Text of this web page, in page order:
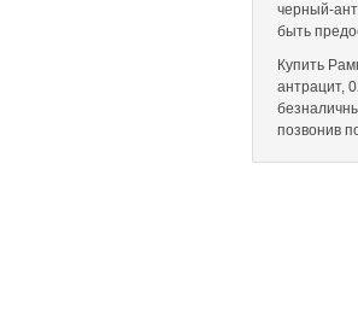
черный-
быть
Купить
антрацит,
позвонив